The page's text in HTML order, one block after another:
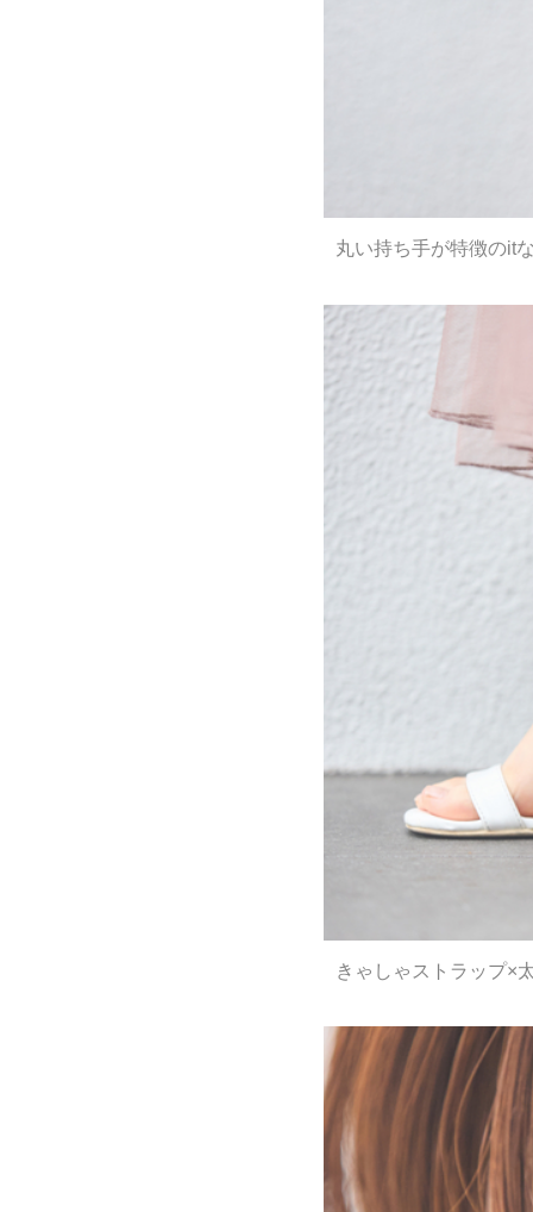
丸い持ち手が特徴のit
きゃしゃストラップ×